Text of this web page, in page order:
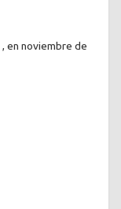
, en noviembre de